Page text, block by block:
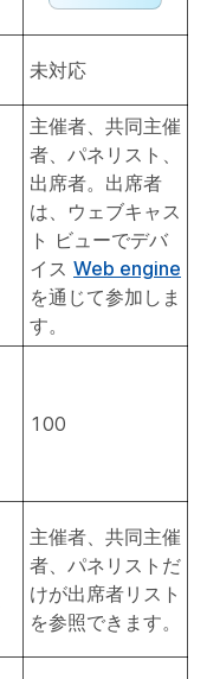
未対応
主催者、共同主催
者、パネリスト、
出席者。出席者
は、ウェブキャス
ト ビューでデバ
イス Web engine
を通じて参加しま
す。
100
主催者、共同主催
者、パネリストだ
けが出席者リスト
を参照できます。